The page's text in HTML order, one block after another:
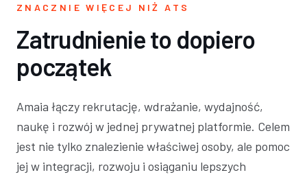
ZNACZNIE WIĘCEJ NIŻ ATS
Zatrudnienie to dopiero
początek
Amaia łączy rekrutację, wdrażanie, wydajność,
naukę i rozwój w jednej prywatnej platformie. Celem
jest nie tylko znalezienie właściwej osoby, ale pomoc
jej w integracji, rozwoju i osiąganiu lepszych